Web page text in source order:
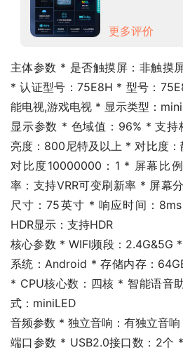
更多评价
主体参数 * 是否触摸屏：非触摸
* 认证型号：75E8H * 型号：
能电视,游戏电视 * 显示类型：
显示参数 * 色域值：96% * 支
亮度：800尼特及以上 * 对比度
对比度10000000：1 * 屏幕比
率：支持VRR可变刷新率 * 屏幕
尺寸：75英寸 * 响应时间：
HDR显示：支持HDR
核心参数 * WIFI频段：2.4G&5G
系统：Android * 存储内存：
* CPU核心数：四核 * 智能语音
式：miniLED
音频参数 * 独立音响：有独立音
端口参数 * USB2.0接口数：2个